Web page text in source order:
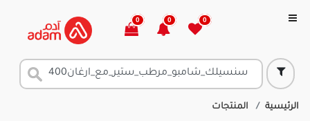
0
0
0
الرئيسية المنتجات